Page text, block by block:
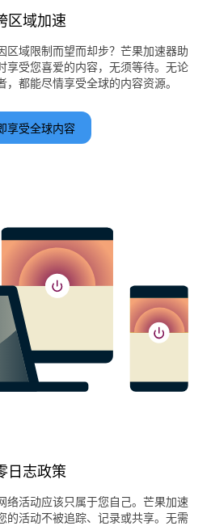
区域加速
区域限制而望而却步？芒果加速器助
享受您喜爱的内容，无须等待。无论
，都能尽情享受全球的内容资源。
享受全球内容
日志政策
络活动应该只属于您自己。芒果加速
的活动不被追踪、记录或共享。无需